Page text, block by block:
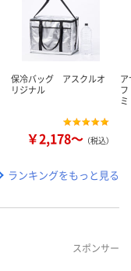
保冷バッグ アスクルオ
リジナル
￥2,178～ （税込）
ミ
ランキングをもっと見る
スポンサー